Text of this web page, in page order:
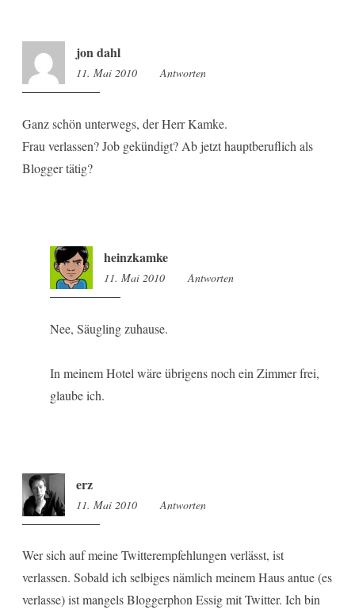
jon dahl
11. Mai 2010 17:23
Antworten
Ganz schön unterwegs, der Herr Kamke.
Frau verlassen? Job gekündigt? Ab jetzt hauptberuflich als
Blogger tätig?
heinzkamke
11. Mai 2010 17:30
Antworten
Nee, Säugling zuhause.
In meinem Hotel wäre übrigens noch ein Zimmer frei,
glaube ich.
erz
11. Mai 2010 18:22
Antworten
Wer sich auf meine Twitterempfehlungen verlässt, ist
verlassen. Sobald ich selbiges nämlich meinem Haus antue (es
verlasse) ist mangels Bloggerphon Essig mit Twitter. Ich bin